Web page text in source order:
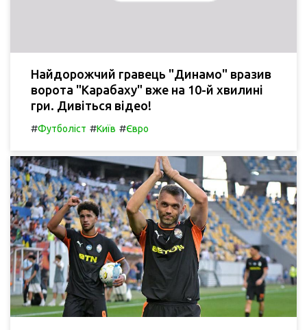
Найдорожчий гравець "Динамо" вразив
ворота "Карабаху" вже на 10-й хвилині
гри. Дивіться відео!
#Футболіст #Київ #Євро